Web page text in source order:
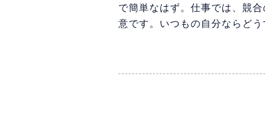
で簡単なはず。仕事では、競
意です。いつもの自分ならど